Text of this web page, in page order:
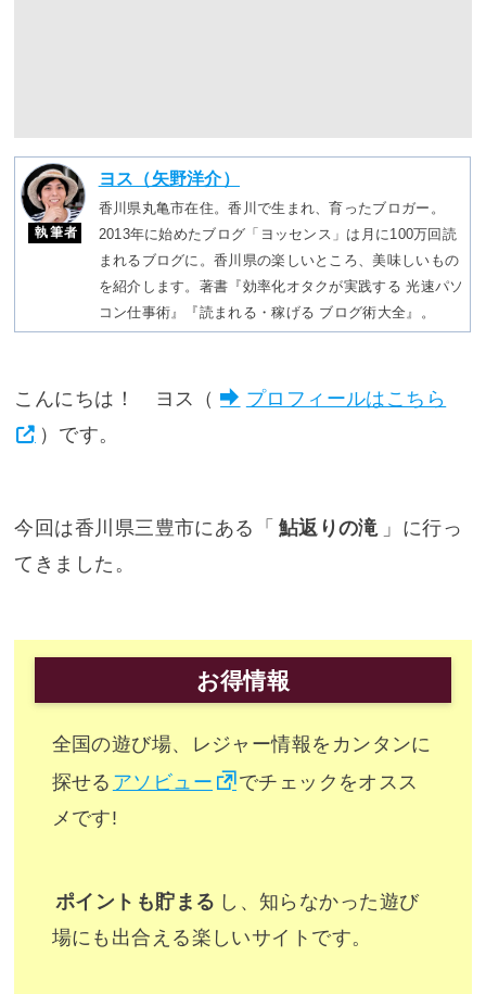
執筆者
ヨス（矢野洋介）
香川県丸亀市在住。香川で生まれ、育ったブロガー。
2013年に始めたブログ「ヨッセンス」は月に100万回読
まれるブログに。香川県の楽しいところ、美味しいもの
を紹介します。著書『効率化オタクが実践する 光速パソ
コン仕事術』『読まれる・稼げる ブログ術大全』。
こんにちは！ ヨス（
プロフィールはこちら
）です。
今回は香川県三豊市にある「 鮎返りの滝 」に行っ
てきました。
お得情報
全国の遊び場、レジャー情報をカンタンに
探せる アソビュー
でチェックをオスス
メです!
ポイントも貯まる し、知らなかった遊び
場にも出合える楽しいサイトです。